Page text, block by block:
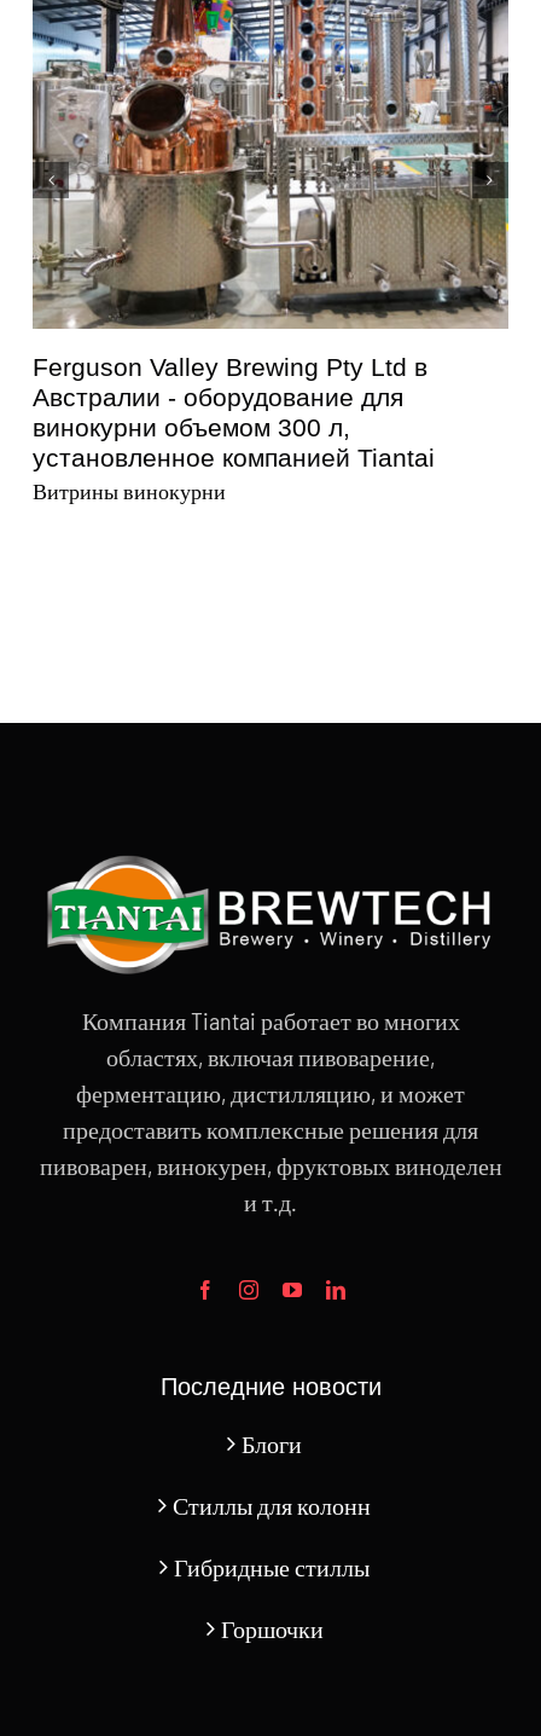
Пивоварня Кунисава в Японии -
оборудование для винокурни объемом
600 л, установленное компанией
Tiantai
Витрины винокурни
Компания Tiantai работает во многих
областях, включая пивоварение,
ферментацию, дистилляцию, и может
предоставить комплексные решения для
пивоварен, винокурен, фруктовых виноделен
и т.д.
Последние новости
Блоги
Стиллы для колонн
Гибридные стиллы
Горшочки